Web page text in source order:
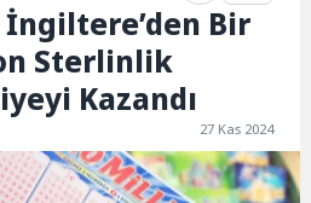
Bir
Sterlinlik
Kazandı
27 Kas 2024